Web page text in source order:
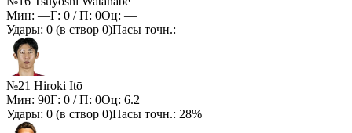
Мин: —Г: 0 / П: 0Оц: —
Удары: 0 (в створ 0)Пасы точн.: —
№21 Hiroki Itō
Мин: 90Г: 0 / П: 0Оц: 6.2
Удары: 0 (в створ 0)Пасы точн.: 28%